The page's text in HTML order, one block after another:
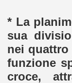
* La
sua
nei
funzione
croce,